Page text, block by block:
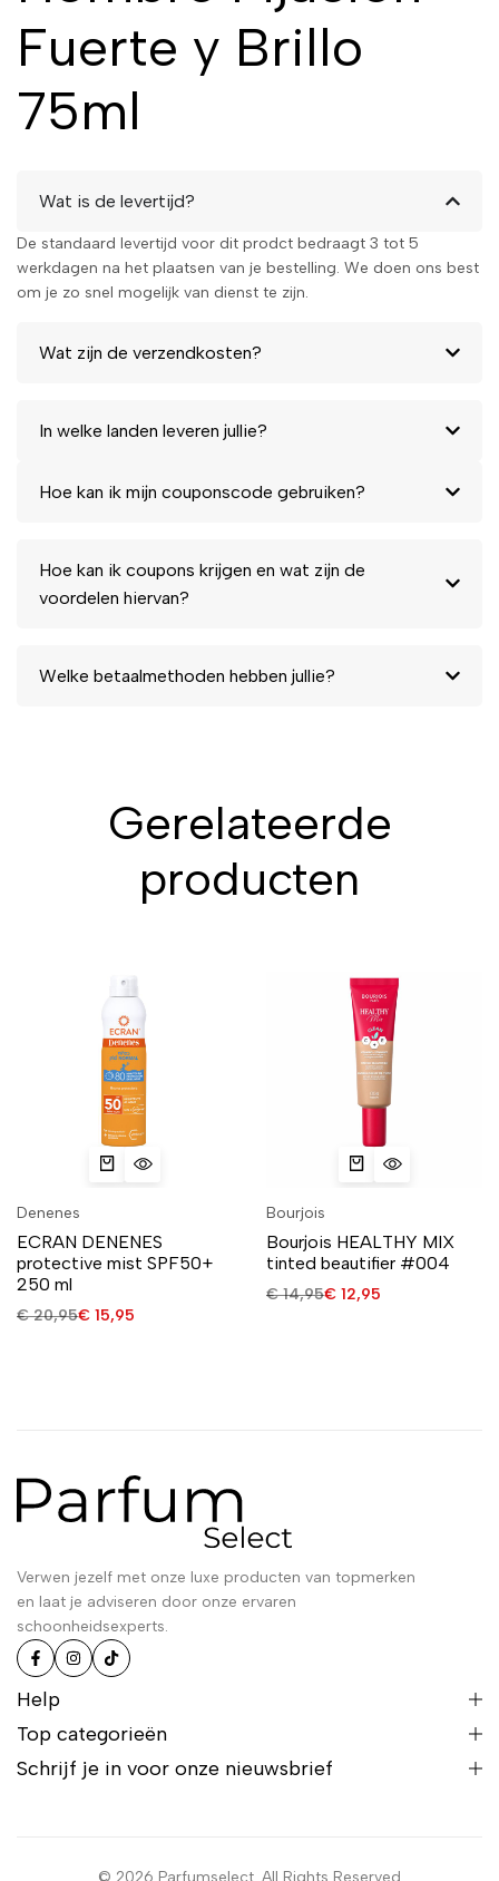
Fuerte y Brillo
75ml
Wat is de levertijd?
De standaard levertijd voor dit prodct bedraagt 3 tot 5
werkdagen na het plaatsen van je bestelling. We doen ons best
om je zo snel mogelijk van dienst te zijn.
Wat zijn de verzendkosten?
In welke landen leveren jullie?
Hoe kan ik mijn couponscode gebruiken?
Hoe kan ik coupons krijgen en wat zijn de
voordelen hiervan?
Welke betaalmethoden hebben jullie?
Gerelateerde
producten
Denenes
ECRAN DENENES
protective mist SPF50+
250 ml
€20,95€ 15,95
Bourjois
Bourjois HEALTHY MIX
tinted beautifier #004
€14,95€ 12,95
Verwen jezelf met onze luxe producten van topmerken
en laat je adviseren door onze ervaren
schoonheidsexperts.
Help
Top categorieën
Schrijf je in voor onze nieuwsbrief